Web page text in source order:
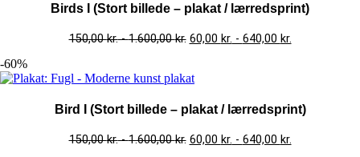
Birds I (Stort billede – plakat / lærredsprint)
150,00kr.-1.600,00kr. 60,00 kr. - 640,00 kr.
-60%
Bird I (Stort billede – plakat / lærredsprint)
150,00kr.-1.600,00kr. 60,00 kr. - 640,00 kr.